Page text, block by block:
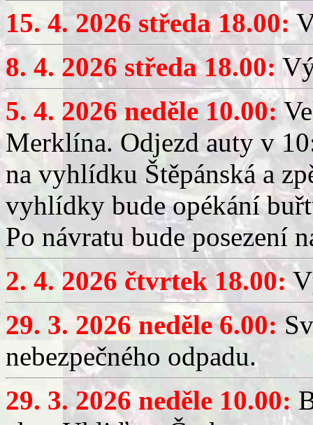
15. 4. 2026 středa 18.00:
8. 4. 2026 středa 18.00:
5. 4. 2026 neděle 10.00:
Merklína. Odjezd auty v
na vyhlídku Štěpánská a
vyhlídky bude opékání
Po návratu bude posezení
2. 4. 2026 čtvrtek 18.00:
29. 3. 2026 neděle 6.00:
nebezpečného odpadu.
29. 3. 2026 neděle 10.00: